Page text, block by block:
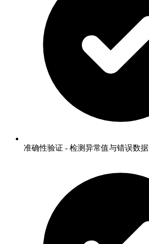
准确性验证 - 检测异常值与错误数据